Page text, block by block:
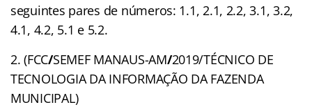
seguintes pares de números: 1.1, 2.1, 2.2, 3.1, 3.2,
4.1, 4.2, 5.1 e 5.2.
2. (FCC/SEMEF MANAUS-AM/2019/TÉCNICO DE
TECNOLOGIA DA INFORMAÇÃO DA FAZENDA
MUNICIPAL)